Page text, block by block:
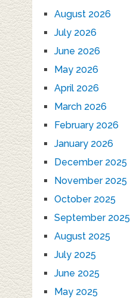
August 2026
July 2026
June 2026
May 2026
April 2026
March 2026
February 2026
January 2026
December 2025
November 2025
October 2025
September 2025
August 2025
July 2025
June 2025
May 2025